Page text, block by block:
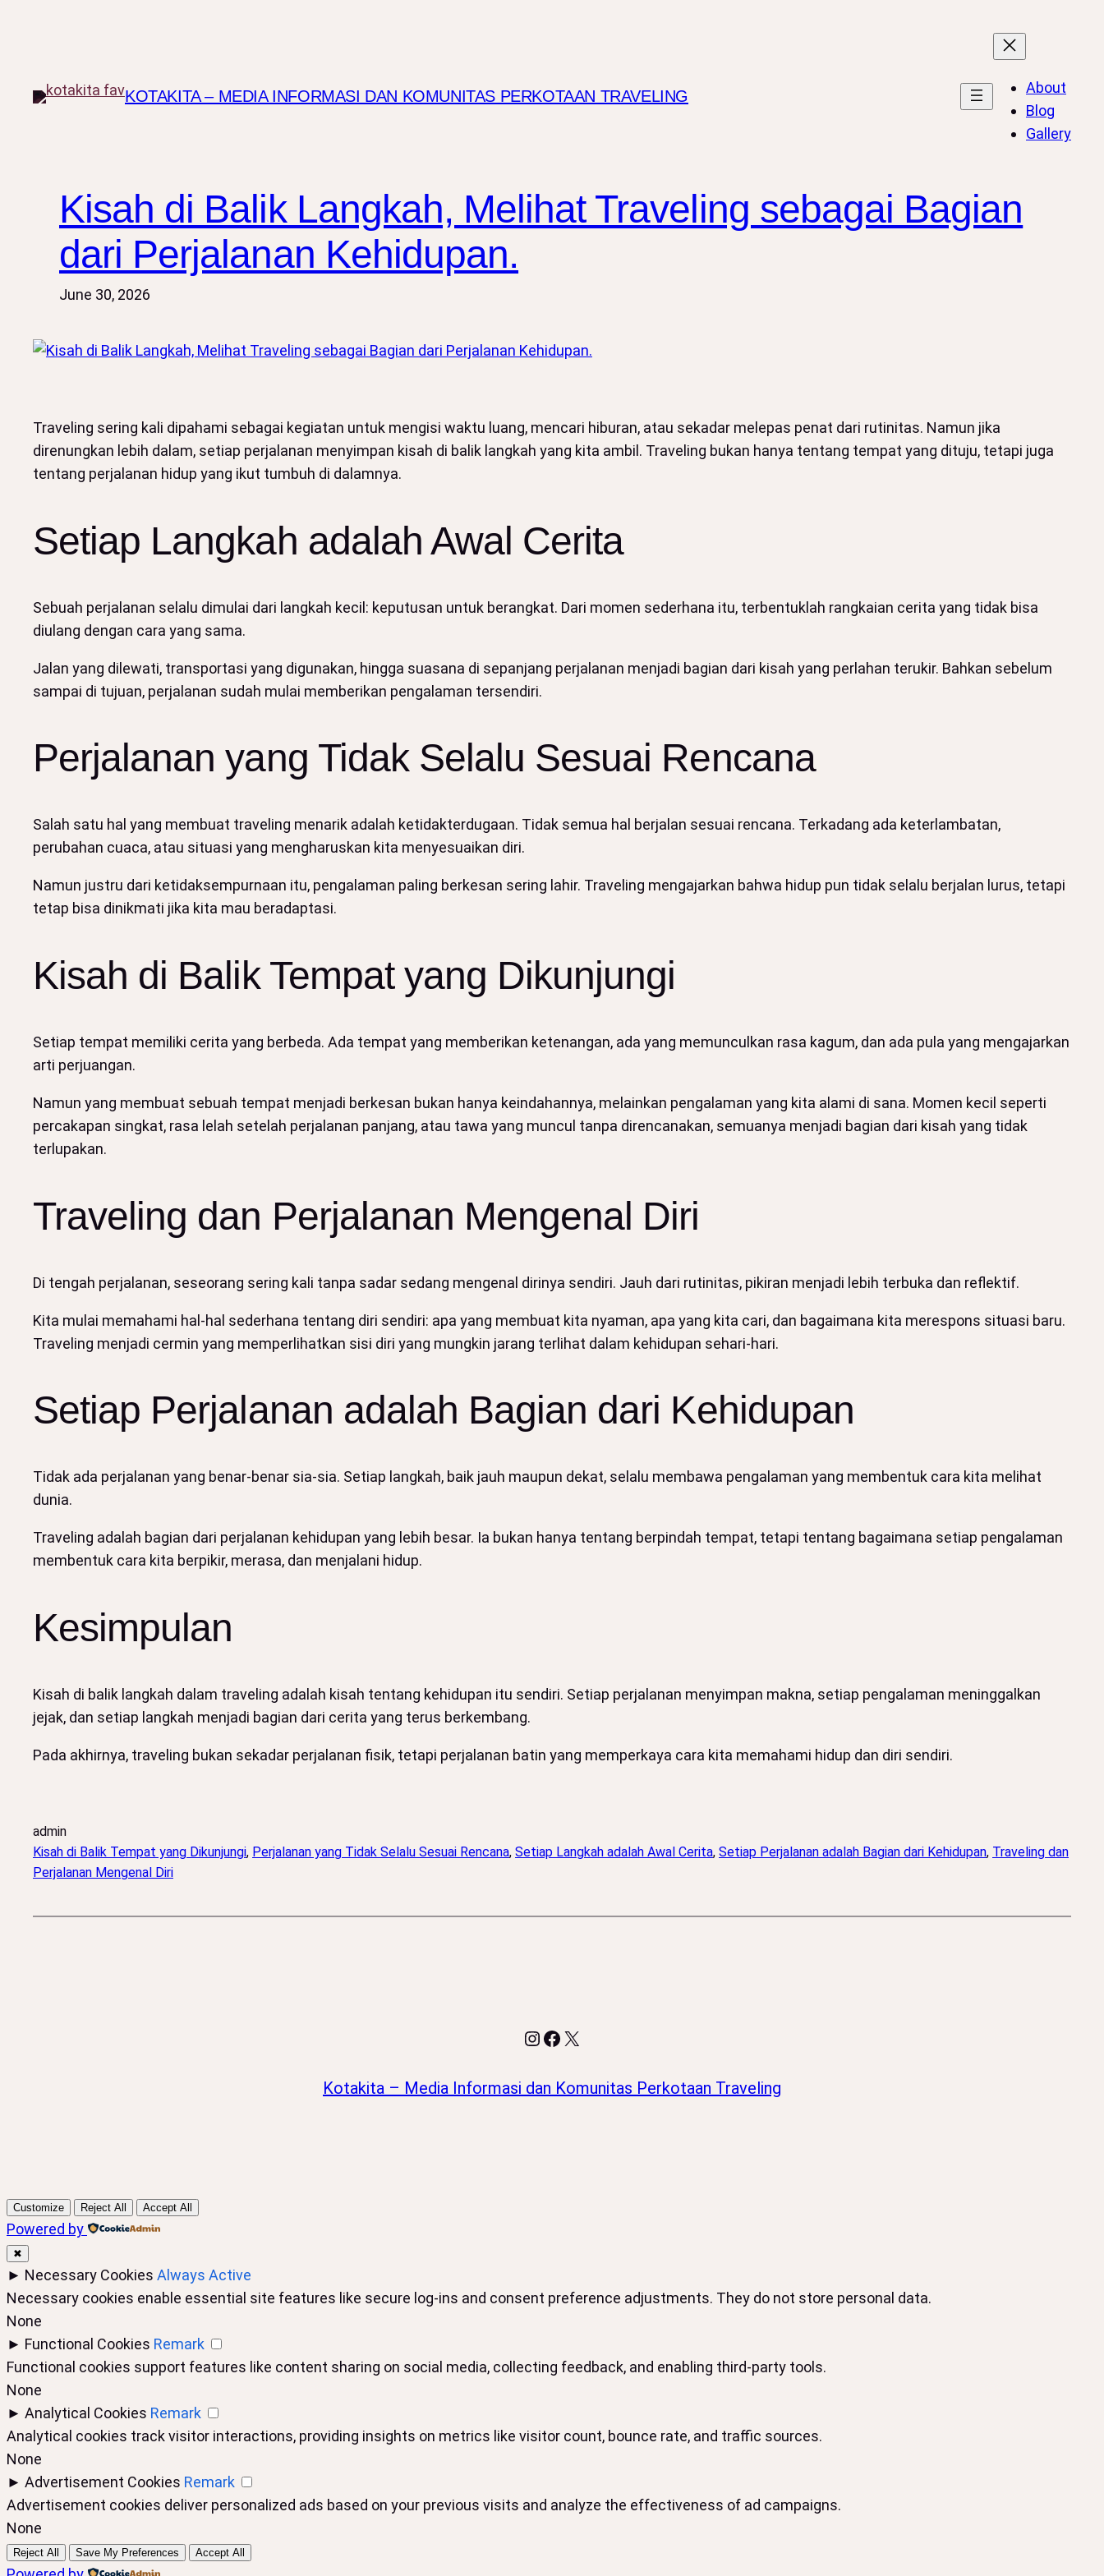
KOTAKITA – MEDIA INFORMASI DAN KOMUNITAS PERKOTAAN TRAVELING
About
Blog
Gallery
Kisah di Balik Langkah, Melihat Traveling sebagai Bagian
dari Perjalanan Kehidupan.
June 30, 2026
Traveling sering kali dipahami sebagai kegiatan untuk mengisi waktu luang, mencari hiburan, atau sekadar melepas penat dari rutinitas. Namun jika
direnungkan lebih dalam, setiap perjalanan menyimpan kisah di balik langkah yang kita ambil. Traveling bukan hanya tentang tempat yang dituju, tetapi juga
tentang perjalanan hidup yang ikut tumbuh di dalamnya.
Setiap Langkah adalah Awal Cerita
Sebuah perjalanan selalu dimulai dari langkah kecil: keputusan untuk berangkat. Dari momen sederhana itu, terbentuklah rangkaian cerita yang tidak bisa
diulang dengan cara yang sama.
Jalan yang dilewati, transportasi yang digunakan, hingga suasana di sepanjang perjalanan menjadi bagian dari kisah yang perlahan terukir. Bahkan sebelum
sampai di tujuan, perjalanan sudah mulai memberikan pengalaman tersendiri.
Perjalanan yang Tidak Selalu Sesuai Rencana
Salah satu hal yang membuat traveling menarik adalah ketidakterdugaan. Tidak semua hal berjalan sesuai rencana. Terkadang ada keterlambatan,
perubahan cuaca, atau situasi yang mengharuskan kita menyesuaikan diri.
Namun justru dari ketidaksempurnaan itu, pengalaman paling berkesan sering lahir. Traveling mengajarkan bahwa hidup pun tidak selalu berjalan lurus, tetapi
tetap bisa dinikmati jika kita mau beradaptasi.
Kisah di Balik Tempat yang Dikunjungi
Setiap tempat memiliki cerita yang berbeda. Ada tempat yang memberikan ketenangan, ada yang memunculkan rasa kagum, dan ada pula yang mengajarkan
arti perjuangan.
Namun yang membuat sebuah tempat menjadi berkesan bukan hanya keindahannya, melainkan pengalaman yang kita alami di sana. Momen kecil seperti
percakapan singkat, rasa lelah setelah perjalanan panjang, atau tawa yang muncul tanpa direncanakan, semuanya menjadi bagian dari kisah yang tidak
terlupakan.
Traveling dan Perjalanan Mengenal Diri
Di tengah perjalanan, seseorang sering kali tanpa sadar sedang mengenal dirinya sendiri. Jauh dari rutinitas, pikiran menjadi lebih terbuka dan reflektif.
Kita mulai memahami hal-hal sederhana tentang diri sendiri: apa yang membuat kita nyaman, apa yang kita cari, dan bagaimana kita merespons situasi baru.
Traveling menjadi cermin yang memperlihatkan sisi diri yang mungkin jarang terlihat dalam kehidupan sehari-hari.
Setiap Perjalanan adalah Bagian dari Kehidupan
Tidak ada perjalanan yang benar-benar sia-sia. Setiap langkah, baik jauh maupun dekat, selalu membawa pengalaman yang membentuk cara kita melihat
dunia.
Traveling adalah bagian dari perjalanan kehidupan yang lebih besar. Ia bukan hanya tentang berpindah tempat, tetapi tentang bagaimana setiap pengalaman
membentuk cara kita berpikir, merasa, dan menjalani hidup.
Kesimpulan
Kisah di balik langkah dalam traveling adalah kisah tentang kehidupan itu sendiri. Setiap perjalanan menyimpan makna, setiap pengalaman meninggalkan
jejak, dan setiap langkah menjadi bagian dari cerita yang terus berkembang.
Pada akhirnya, traveling bukan sekadar perjalanan fisik, tetapi perjalanan batin yang memperkaya cara kita memahami hidup dan diri sendiri.
admin
Kisah di Balik Tempat yang Dikunjungi, Perjalanan yang Tidak Selalu Sesuai Rencana, Setiap Langkah adalah Awal Cerita, Setiap Perjalanan adalah Bagian dari Kehidupan, Traveling dan
Perjalanan Mengenal Diri
Instagram
Facebook
X
Kotakita – Media Informasi dan Komunitas Perkotaan Traveling
Customize Reject All Accept All
Powered by
✖
► Necessary Cookies Always Active
Necessary cookies enable essential site features like secure log-ins and consent preference adjustments. They do not store personal data.
None
► Functional Cookies Remark
Functional cookies support features like content sharing on social media, collecting feedback, and enabling third-party tools.
None
► Analytical Cookies Remark
Analytical cookies track visitor interactions, providing insights on metrics like visitor count, bounce rate, and traffic sources.
None
► Advertisement Cookies Remark
Advertisement cookies deliver personalized ads based on your previous visits and analyze the effectiveness of ad campaigns.
None
Reject All Save My Preferences Accept All